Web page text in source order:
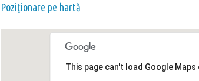
Poziţionare pe hartă
This page can't load Google